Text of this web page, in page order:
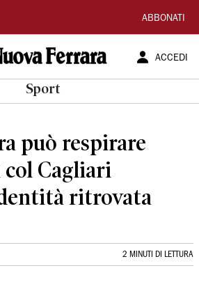
ABBONATI
ACCEDI
Sport
può respirare
Cagliari
ritrovata
2 MINUTI DI LETTURA